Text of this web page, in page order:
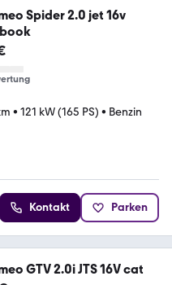
Spider 2.0 jet 16v
• 121 kW (165 PS) • Benzin
Kontakt Parken
GTV 2.0i JTS 16V cat